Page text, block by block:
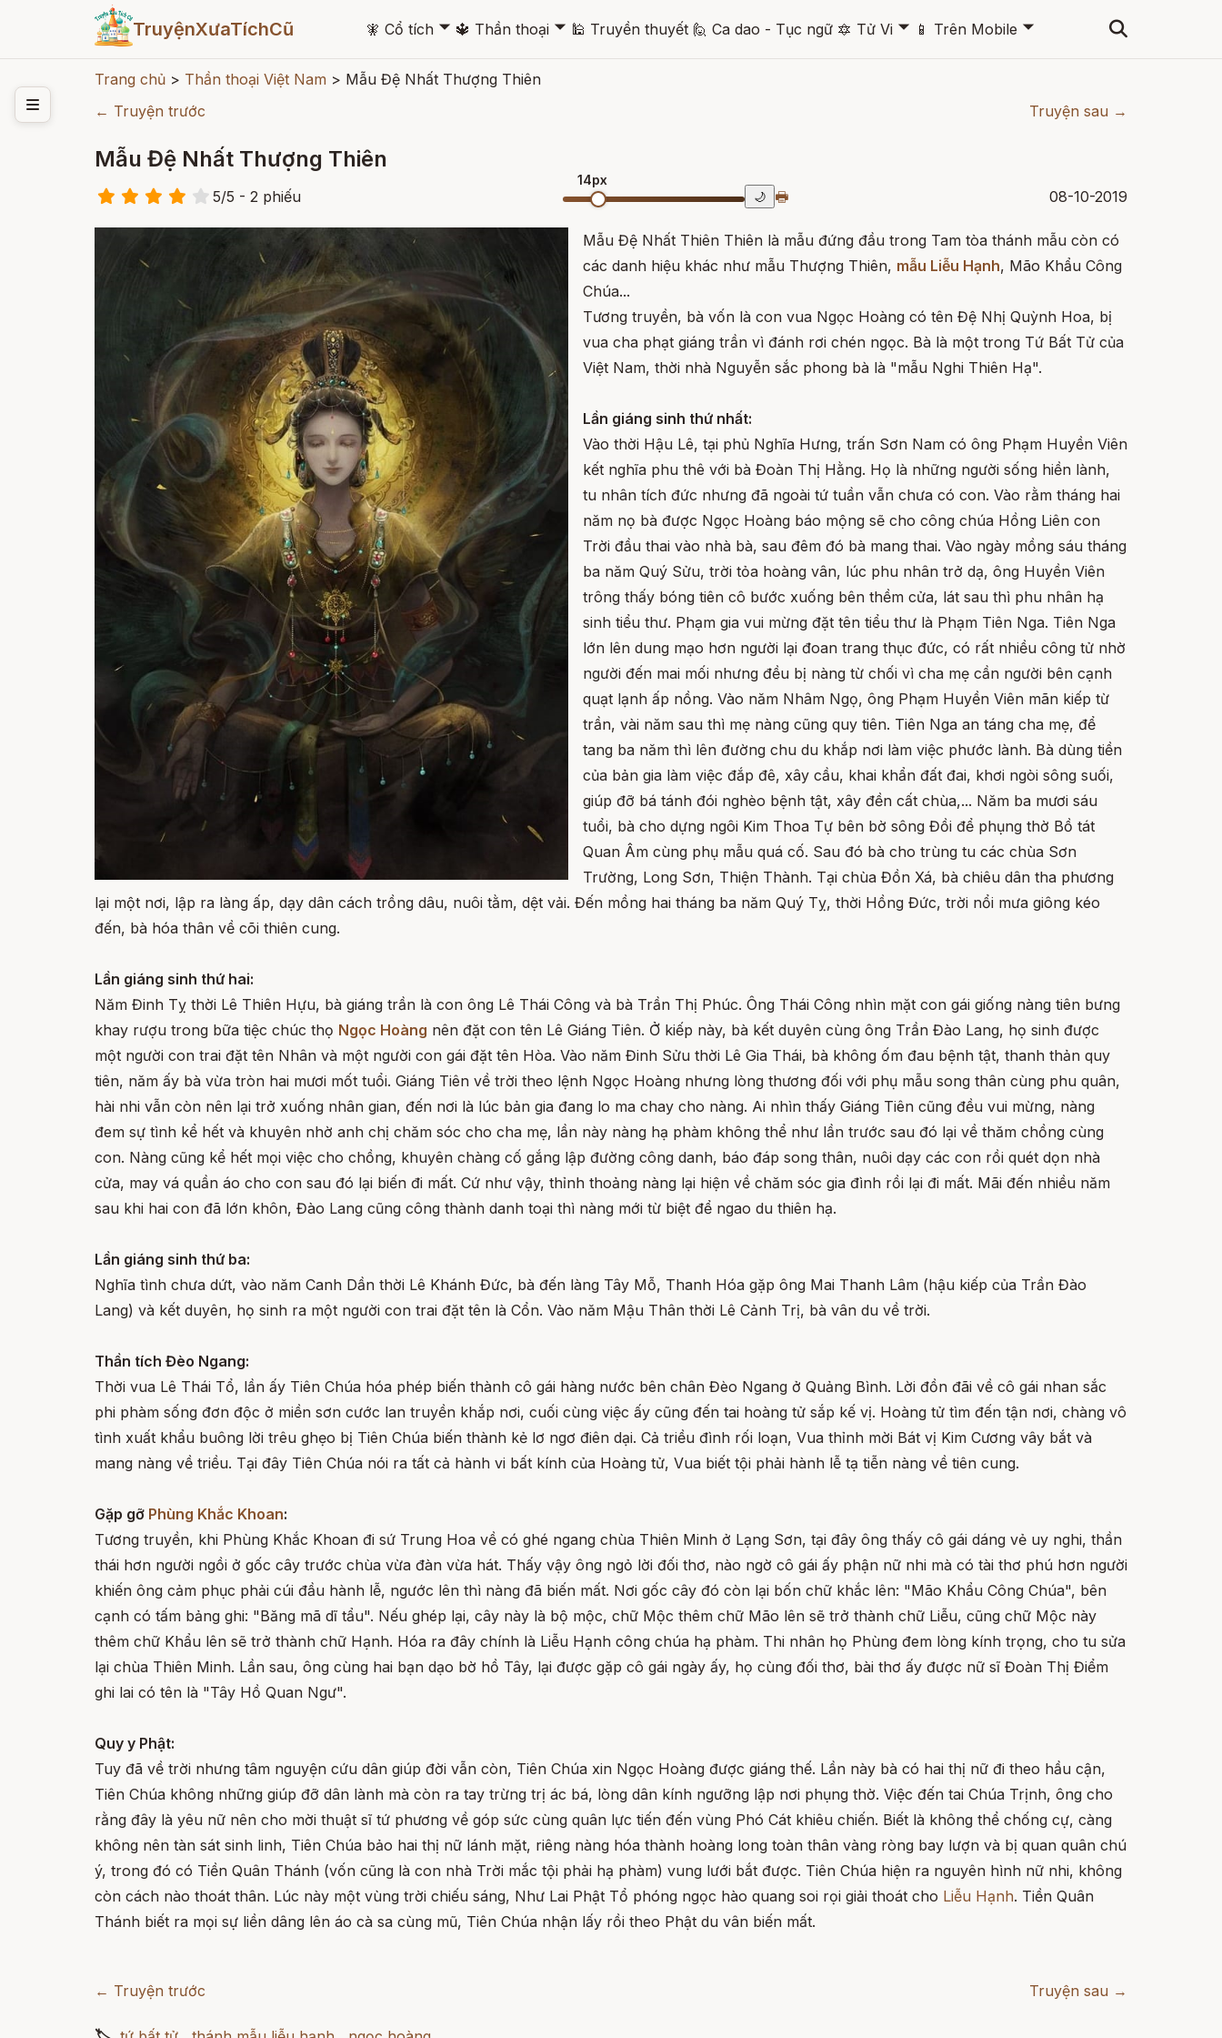
TruyệnXưaTíchCũ 🧚 Cổ tích 🞃 🔱 Thần thoại 🞃 🕌 Truyền thuyết 🙋 Ca dao - Tục ngữ 🔯 Tử Vi 🞃 📱 Trên Mobile 🞃
Trang chủ > Thần thoại Việt Nam > Mẫu Đệ Nhất Thượng Thiên
← Truyện trước
Truyện sau →
Mẫu Đệ Nhất Thượng Thiên
5/5 - 2 phiếu
14px
🌙 🖶 08-10-2019
Mẫu Đệ Nhất Thiên Thiên là mẫu đứng đầu trong Tam tòa thánh mẫu còn có
các danh hiệu khác như mẫu Thượng Thiên, mẫu Liễu Hạnh, Mão Khẩu Công
Chúa...
Tương truyền, bà vốn là con vua Ngọc Hoàng có tên Đệ Nhị Quỳnh Hoa, bị
vua cha phạt giáng trần vì đánh rơi chén ngọc. Bà là một trong Tứ Bất Tử của
Việt Nam, thời nhà Nguyễn sắc phong bà là "mẫu Nghi Thiên Hạ".
Lần giáng sinh thứ nhất:
Vào thời Hậu Lê, tại phủ Nghĩa Hưng, trấn Sơn Nam có ông Phạm Huyền Viên
kết nghĩa phu thê với bà Đoàn Thị Hằng. Họ là những người sống hiền lành,
tu nhân tích đức nhưng đã ngoài tứ tuần vẫn chưa có con. Vào rằm tháng hai
năm nọ bà được Ngọc Hoàng báo mộng sẽ cho công chúa Hồng Liên con
Trời đầu thai vào nhà bà, sau đêm đó bà mang thai. Vào ngày mồng sáu tháng
ba năm Quý Sửu, trời tỏa hoàng vân, lúc phu nhân trở dạ, ông Huyền Viên
trông thấy bóng tiên cô bước xuống bên thềm cửa, lát sau thì phu nhân hạ
sinh tiểu thư. Phạm gia vui mừng đặt tên tiểu thư là Phạm Tiên Nga. Tiên Nga
lớn lên dung mạo hơn người lại đoan trang thục đức, có rất nhiều công tử nhờ
người đến mai mối nhưng đều bị nàng từ chối vì cha mẹ cần người bên cạnh
quạt lạnh ấp nồng. Vào năm Nhâm Ngọ, ông Phạm Huyền Viên mãn kiếp từ
trần, vài năm sau thì mẹ nàng cũng quy tiên. Tiên Nga an táng cha mẹ, để
tang ba năm thì lên đường chu du khắp nơi làm việc phước lành. Bà dùng tiền
của bản gia làm việc đắp đê, xây cầu, khai khẩn đất đai, khơi ngòi sông suối,
giúp đỡ bá tánh đói nghèo bệnh tật, xây đền cất chùa,... Năm ba mươi sáu
tuổi, bà cho dựng ngôi Kim Thoa Tự bên bờ sông Đồi để phụng thờ Bồ tát
Quan Âm cùng phụ mẫu quá cố. Sau đó bà cho trùng tu các chùa Sơn
Trường, Long Sơn, Thiện Thành. Tại chùa Đồn Xá, bà chiêu dân tha phương
lại một nơi, lập ra làng ấp, dạy dân cách trồng dâu, nuôi tằm, dệt vải. Đến mồng hai tháng ba năm Quý Tỵ, thời Hồng Đức, trời nổi mưa giông kéo
đến, bà hóa thân về cõi thiên cung.
Lần giáng sinh thứ hai:
Năm Đinh Tỵ thời Lê Thiên Hựu, bà giáng trần là con ông Lê Thái Công và bà Trần Thị Phúc. Ông Thái Công nhìn mặt con gái giống nàng tiên bưng
khay rượu trong bữa tiệc chúc thọ Ngọc Hoàng nên đặt con tên Lê Giáng Tiên. Ở kiếp này, bà kết duyên cùng ông Trần Đào Lang, họ sinh được
một người con trai đặt tên Nhân và một người con gái đặt tên Hòa. Vào năm Đinh Sửu thời Lê Gia Thái, bà không ốm đau bệnh tật, thanh thản quy
tiên, năm ấy bà vừa tròn hai mươi mốt tuổi. Giáng Tiên về trời theo lệnh Ngọc Hoàng nhưng lòng thương đối với phụ mẫu song thân cùng phu quân,
hài nhi vẫn còn nên lại trở xuống nhân gian, đến nơi là lúc bản gia đang lo ma chay cho nàng. Ai nhìn thấy Giáng Tiên cũng đều vui mừng, nàng
đem sự tình kể hết và khuyên nhờ anh chị chăm sóc cho cha mẹ, lần này nàng hạ phàm không thể như lần trước sau đó lại về thăm chồng cùng
con. Nàng cũng kể hết mọi việc cho chồng, khuyên chàng cố gắng lập đường công danh, báo đáp song thân, nuôi dạy các con rồi quét dọn nhà
cửa, may vá quần áo cho con sau đó lại biến đi mất. Cứ như vậy, thỉnh thoảng nàng lại hiện về chăm sóc gia đình rồi lại đi mất. Mãi đến nhiều năm
sau khi hai con đã lớn khôn, Đào Lang cũng công thành danh toại thì nàng mới từ biệt để ngao du thiên hạ.
Lần giáng sinh thứ ba:
Nghĩa tình chưa dứt, vào năm Canh Dần thời Lê Khánh Đức, bà đến làng Tây Mỗ, Thanh Hóa gặp ông Mai Thanh Lâm (hậu kiếp của Trần Đào
Lang) và kết duyên, họ sinh ra một người con trai đặt tên là Cổn. Vào năm Mậu Thân thời Lê Cảnh Trị, bà vân du về trời.
Thần tích Đèo Ngang:
Thời vua Lê Thái Tổ, lần ấy Tiên Chúa hóa phép biến thành cô gái hàng nước bên chân Đèo Ngang ở Quảng Bình. Lời đồn đãi về cô gái nhan sắc
phi phàm sống đơn độc ở miền sơn cước lan truyền khắp nơi, cuối cùng việc ấy cũng đến tai hoàng tử sắp kế vị. Hoàng tử tìm đến tận nơi, chàng vô
tình xuất khẩu buông lời trêu ghẹo bị Tiên Chúa biến thành kẻ lơ ngơ điên dại. Cả triều đình rối loạn, Vua thỉnh mời Bát vị Kim Cương vây bắt và
mang nàng về triều. Tại đây Tiên Chúa nói ra tất cả hành vi bất kính của Hoàng tử, Vua biết tội phải hành lễ tạ tiễn nàng về tiên cung.
Gặp gỡ Phùng Khắc Khoan:
Tương truyền, khi Phùng Khắc Khoan đi sứ Trung Hoa về có ghé ngang chùa Thiên Minh ở Lạng Sơn, tại đây ông thấy cô gái dáng vẻ uy nghi, thần
thái hơn người ngồi ở gốc cây trước chùa vừa đàn vừa hát. Thấy vậy ông ngỏ lời đối thơ, nào ngờ cô gái ấy phận nữ nhi mà có tài thơ phú hơn người
khiến ông cảm phục phải cúi đầu hành lễ, ngước lên thì nàng đã biến mất. Nơi gốc cây đó còn lại bốn chữ khắc lên: "Mão Khẩu Công Chúa", bên
cạnh có tấm bảng ghi: "Băng mã dĩ tẩu". Nếu ghép lại, cây này là bộ mộc, chữ Mộc thêm chữ Mão lên sẽ trở thành chữ Liễu, cũng chữ Mộc này
thêm chữ Khẩu lên sẽ trở thành chữ Hạnh. Hóa ra đây chính là Liễu Hạnh công chúa hạ phàm. Thi nhân họ Phùng đem lòng kính trọng, cho tu sửa
lại chùa Thiên Minh. Lần sau, ông cùng hai bạn dạo bờ hồ Tây, lại được gặp cô gái ngày ấy, họ cùng đối thơ, bài thơ ấy được nữ sĩ Đoàn Thị Điểm
ghi lai có tên là "Tây Hồ Quan Ngư".
Quy y Phật:
Tuy đã về trời nhưng tâm nguyện cứu dân giúp đời vẫn còn, Tiên Chúa xin Ngọc Hoàng được giáng thế. Lần này bà có hai thị nữ đi theo hầu cận,
Tiên Chúa không những giúp đỡ dân lành mà còn ra tay trừng trị ác bá, lòng dân kính ngưỡng lập nơi phụng thờ. Việc đến tai Chúa Trịnh, ông cho
rằng đây là yêu nữ nên cho mời thuật sĩ tứ phương về góp sức cùng quân lực tiến đến vùng Phó Cát khiêu chiến. Biết là không thể chống cự, càng
không nên tàn sát sinh linh, Tiên Chúa bảo hai thị nữ lánh mặt, riêng nàng hóa thành hoàng long toàn thân vàng ròng bay lượn và bị quan quân chú
ý, trong đó có Tiền Quân Thánh (vốn cũng là con nhà Trời mắc tội phải hạ phàm) vung lưới bắt được. Tiên Chúa hiện ra nguyên hình nữ nhi, không
còn cách nào thoát thân. Lúc này một vùng trời chiếu sáng, Như Lai Phật Tổ phóng ngọc hào quang soi rọi giải thoát cho Liễu Hạnh. Tiền Quân
Thánh biết ra mọi sự liền dâng lên áo cà sa cùng mũ, Tiên Chúa nhận lấy rồi theo Phật du vân biến mất.
← Truyện trước Truyện sau →